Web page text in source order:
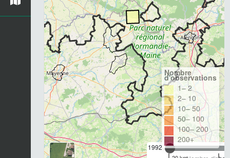
1992
Nombre
d'observations
1– 2
2– 10
10– 50
50– 100
100– 200
200+